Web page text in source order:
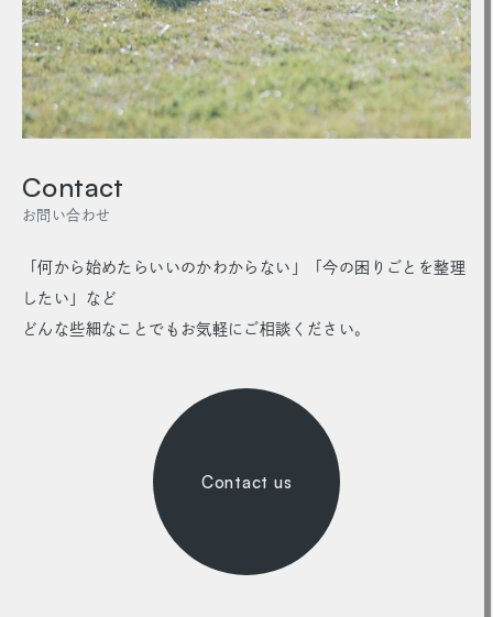
お問い合わせ
Contact
「何から始めたらいいのかわからない」「今の困りごとを整理
したい」など
どんな些細なことでもお気軽にご相談ください。
Contact us